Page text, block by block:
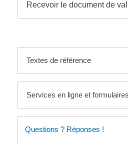
Recevoir le document de
Textes de référence
Services en ligne et formulaires
Questions ? Réponses !